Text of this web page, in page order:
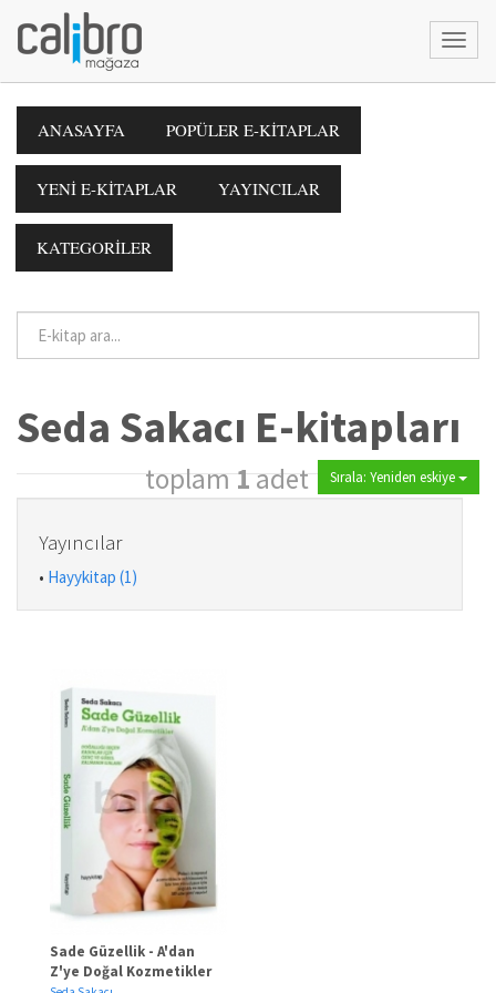
ANASAYFA POPÜLER E-KİTAPLAR
YENİ E-KİTAPLAR YAYINCILAR
KATEGORİLER
Seda Sakacı E-kitapları
toplam1adet Sırala: Yeniden eskiye
Yayıncılar
• Hayykitap (1)
Sade Güzellik - A'dan
Z'ye Doğal Kozmetikler